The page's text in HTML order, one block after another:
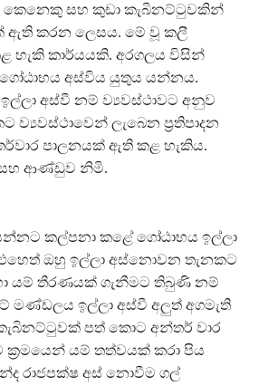
කෙනෙකු සහ කුඩා කැබිනට්ටුවකින්
ඇති කරන ලෙසය. මේ වූ කලී
හැකි කාර්යයකි. අරගලය විසින්
ගෝඨාභය අස්විය යුතුය යන්නය.
අස්වී නම් ව්‍යවස්ථාවට අනුව
ව්‍යවස්ථාවෙන් ලැබෙන ප්‍රතිපාදන
පාලනයක් ඇති කළ හැකිය.
සහ ආණ්ඩුව නිමි.
කල්පනා කළේ ගෝඨාභය ඉල්ලා
ඔහු ඉල්ලා අස්නොවන තැනකට
යම් තීරණයක් ගැනීමට තිබුණි නම්
මණ්ඩලය ඉල්ලා අස්වී අලුත් අගමැති
පත් කොට අන්තර් වාර
යම් තත්වයක් කරා පිය
රාජපක්ෂ අස් නොවීම ගල්